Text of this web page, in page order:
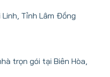
Linh, Tỉnh Lâm Ðồng
trọn gói tại Biên Hòa,